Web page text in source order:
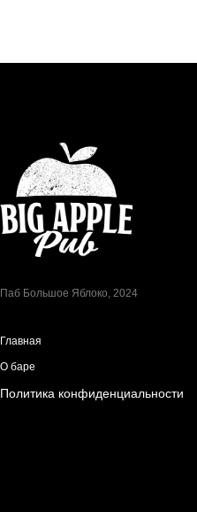
Паб Большое Яблоко, 2024
Главная
О баре
Политика конфиденциальности